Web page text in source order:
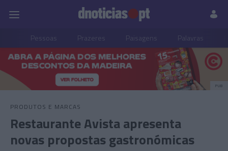
Pessoas Prazeres Paisagens Palavras
PUB
PRODUTOS E MARCAS
Restaurante Avista apresenta
novas propostas gastronómicas